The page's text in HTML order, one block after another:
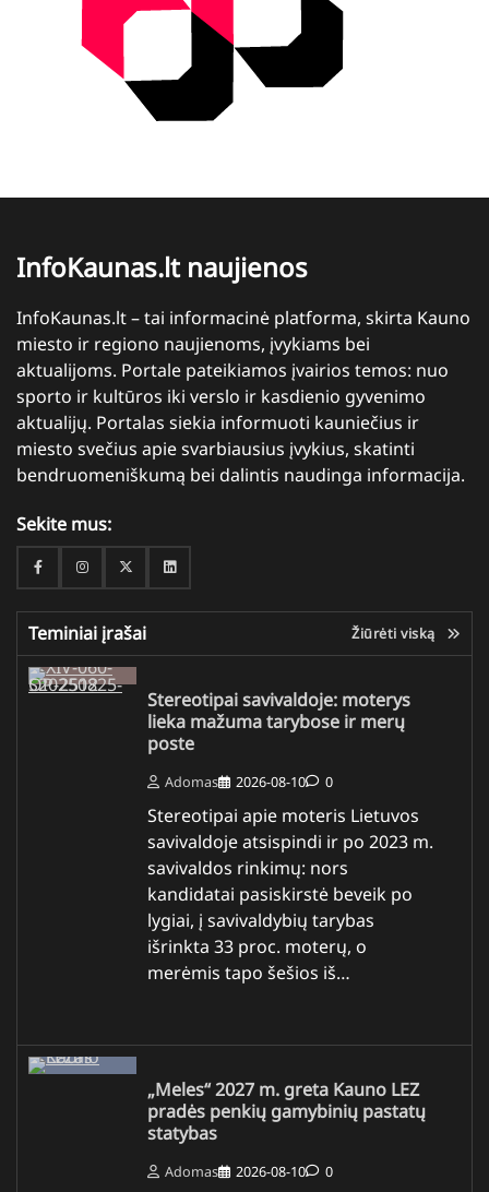
InfoKaunas.lt naujienos
InfoKaunas.lt – tai informacinė platforma, skirta Kauno
miesto ir regiono naujienoms, įvykiams bei
aktualijoms. Portale pateikiamos įvairios temos: nuo
sporto ir kultūros iki verslo ir kasdienio gyvenimo
aktualijų. Portalas siekia informuoti kauniečius ir
miesto svečius apie svarbiausius įvykius, skatinti
bendruomeniškumą bei dalintis naudinga informacija.
Sekite mus:
FacebookInstagramTwitterLinkedin
Teminiai įrašai Žiūrėti viską
Stereotipai savivaldoje: moterys
lieka mažuma tarybose ir merų
poste
Adomas 2026-08-10 0
Stereotipai apie moteris Lietuvos
savivaldoje atsispindi ir po 2023 m.
savivaldos rinkimų: nors
kandidatai pasiskirstė beveik po
lygiai, į savivaldybių tarybas
išrinkta 33 proc. moterų, o
merėmis tapo šešios iš…
„Meles“ 2027 m. greta Kauno LEZ
pradės penkių gamybinių pastatų
statybas
Adomas 2026-08-10 0